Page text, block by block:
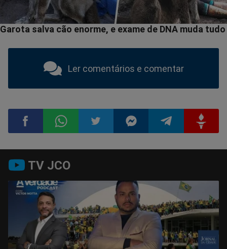
Ler comentários e comentar
Compartilhar
no
Facebook
no
Whatsapp
no
Twitter
no
Messenger
no
Telegram
no
Gettr
TV JCO